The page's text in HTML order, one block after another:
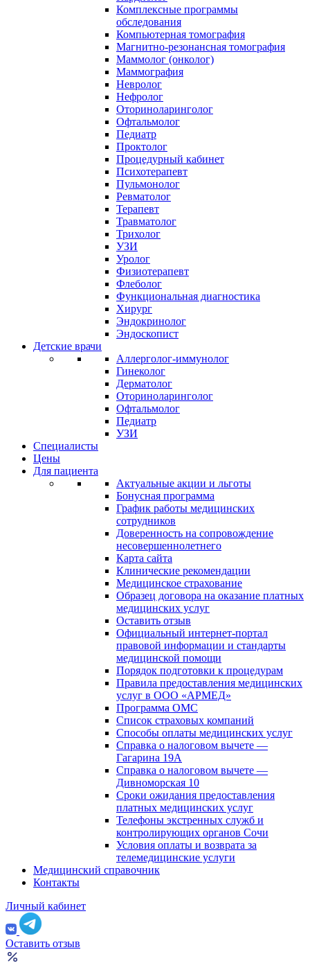
Комплексные программы
обследования
Компьютерная томография
Магнитно-резонансная томография
Маммолог (онколог)
Маммография
Невролог
Нефролог
Оториноларинголог
Офтальмолог
Педиатр
Проктолог
Процедурный кабинет
Психотерапевт
Пульмонолог
Ревматолог
Терапевт
Травматолог
Трихолог
УЗИ
Уролог
Физиотерапевт
Флеболог
Функциональная диагностика
Хирург
Эндокринолог
Эндоскопист
Детские врачи
Аллерголог-иммунолог
Гинеколог
Дерматолог
Оториноларинголог
Офтальмолог
Педиатр
УЗИ
Специалисты
Цены
Для пациента
Актуальные акции и льготы
Бонусная программа
График работы медицинских
сотрудников
Доверенность на сопровождение
несовершеннолетнего
Карта сайта
Клинические рекомендации
Медицинское страхование
Образец договора на оказание платных
медицинских услуг
Оставить отзыв
Официальный интернет-портал
правовой информации и стандарты
медицинской помощи
Порядок подготовки к процедурам
Правила предоставления медицинских
услуг в ООО «АРМЕД»
Программа ОМС
Список страховых компаний
Способы оплаты медицинских услуг
Справка о налоговом вычете —
Гагарина 19А
Справка о налоговом вычете —
Дивноморская 10
Сроки ожидания предоставления
платных медицинских услуг
Телефоны экстренных служб и
контролирующих органов Сочи
Условия оплаты и возврата за
телемедицинские услуги
Медицинский справочник
Контакты
Личный кабинет
Оставить отзыв